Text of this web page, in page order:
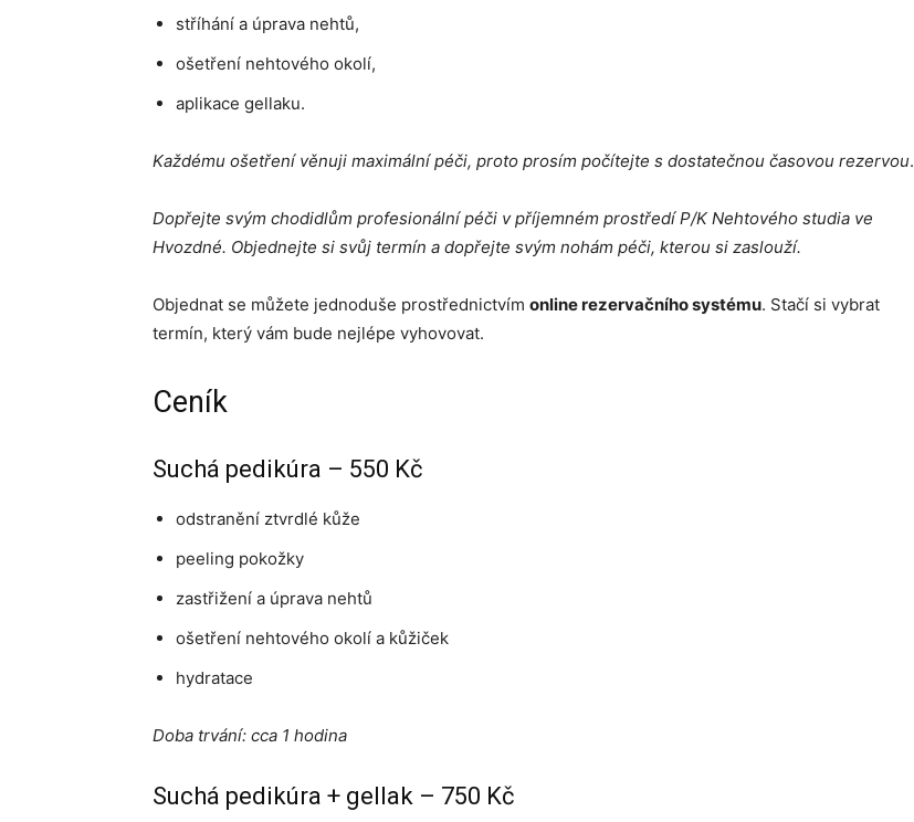
stříhání a úprava nehtů,
ošetření nehtového okolí,
aplikace gellaku.
Každému ošetření věnuji maximální péči, proto prosím počítejte s dostatečnou časovou rezervou.
Dopřejte svým chodidlům profesionální péči v příjemném prostředí P/K Nehtového studia ve
Hvozdné. Objednejte si svůj termín a dopřejte svým nohám péči, kterou si zaslouží.
Objednat se můžete jednoduše prostřednictvím online rezervačního systému. Stačí si vybrat
termín, který vám bude nejlépe vyhovovat.
Ceník
Suchá pedikúra – 550 Kč
odstranění ztvrdlé kůže
peeling pokožky
zastřižení a úprava nehtů
ošetření nehtového okolí a kůžiček
hydratace
Doba trvání: cca 1 hodina
Suchá pedikúra + gellak – 750 Kč